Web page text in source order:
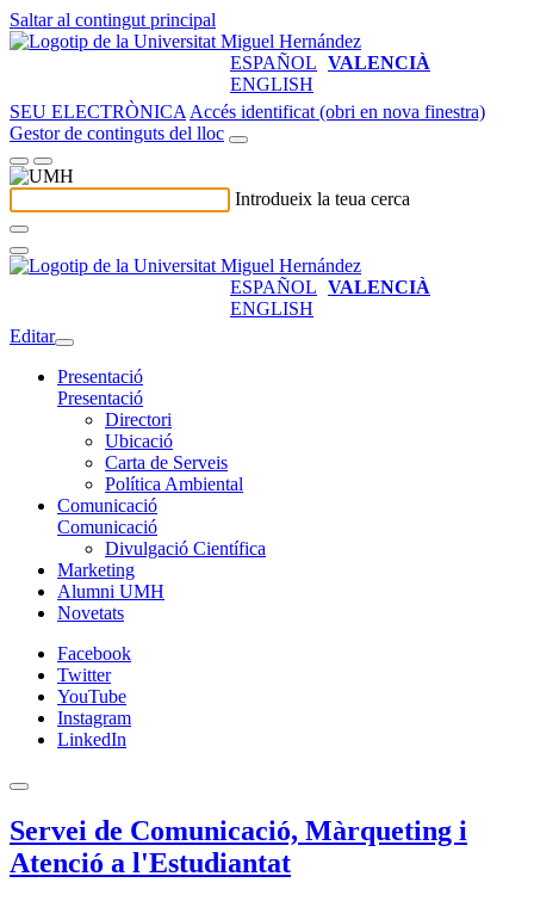
Saltar al contingut principal
ESPAÑOL VALENCIÀ
ENGLISH
SEU ELECTRÒNICA Accés identificat (obri en nova finestra)
Gestor de continguts del lloc
Introdueix la teua cerca
ESPAÑOL VALENCIÀ
ENGLISH
Editar
Presentació
Presentació
Directori
Ubicació
Carta de Serveis
Política Ambiental
Comunicació
Comunicació
Divulgació Científica
Marketing
Alumni UMH
Novetats
Facebook
Twitter
YouTube
Instagram
LinkedIn
Servei de Comunicació, Màrqueting i
Atenció a l'Estudiantat